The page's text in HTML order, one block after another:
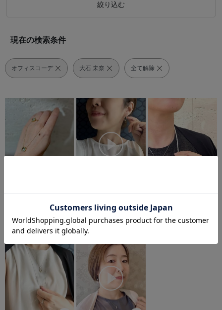
絞り込む
現在の検索条件
オフィスコーデ 大石 未奈 全て解除
大石 未奈